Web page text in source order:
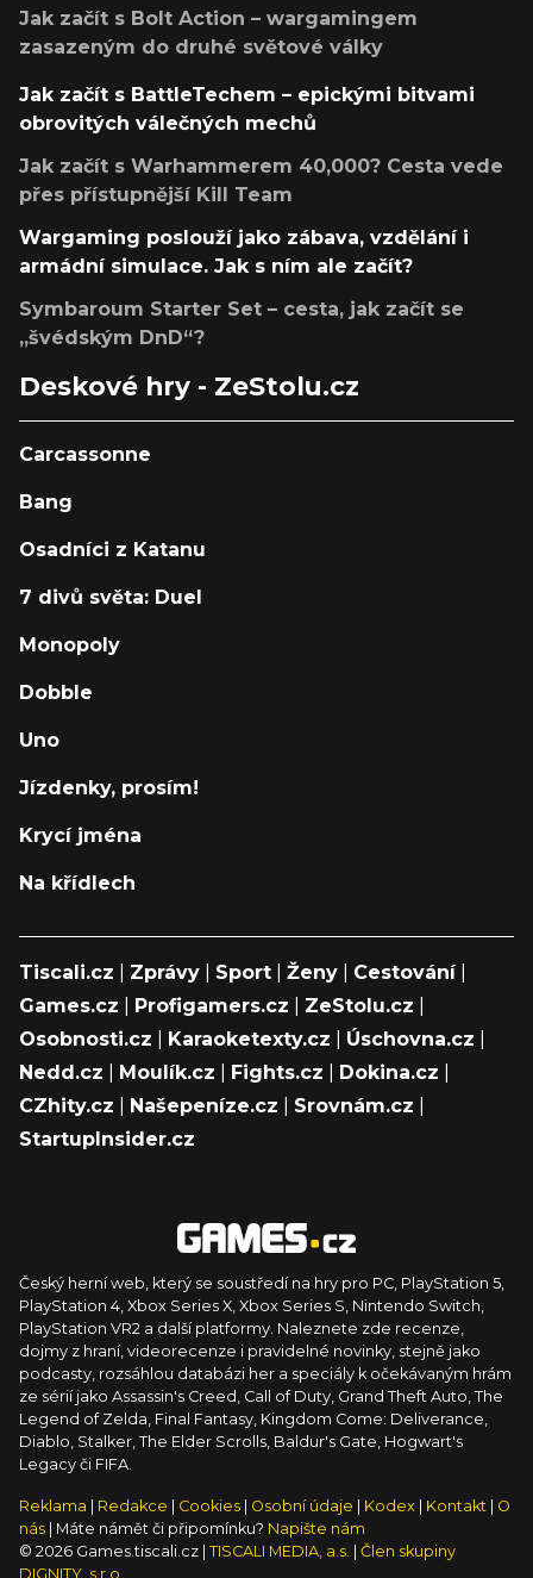
Jak začít s Bolt Action – wargamingem
zasazeným do druhé světové války
Jak začít s BattleTechem – epickými bitvami
obrovitých válečných mechů
Jak začít s Warhammerem 40,000? Cesta vede
přes přístupnější Kill Team
Wargaming poslouží jako zábava, vzdělání i
armádní simulace. Jak s ním ale začít?
Symbaroum Starter Set – cesta, jak začít se
„švédským DnD“?
Deskové hry - ZeStolu.cz
Carcassonne
Bang
Osadníci z Katanu
7 divů světa: Duel
Monopoly
Dobble
Uno
Jízdenky, prosím!
Krycí jména
Na křídlech
Tiscali.cz Zprávy Sport Ženy Cestování|
Games.cz
Profigamers.cz ZeStolu.cz
Osobnosti.cz
Karaoketexty.cz Úschovna.cz
Nedd.cz
Moulík.cz Fights.cz Dokina.cz
CZhity.cz
Našepeníze.cz Srovnám.cz
StartupInsider.cz
Český herní web, který se soustředí na hry pro PC, PlayStation 5,
PlayStation 4, Xbox Series X, Xbox Series S, Nintendo Switch,
PlayStation VR2 a další platformy. Naleznete zde recenze,
dojmy z hraní, videorecenze i pravidelné novinky, stejně jako
podcasty, rozsáhlou databázi her a speciály k očekávaným hrám
ze sérií jako Assassin's Creed, Call of Duty, Grand Theft Auto, The
Legend of Zelda, Final Fantasy, Kingdom Come: Deliverance,
Diablo, Stalker, The Elder Scrolls, Baldur's Gate, Hogwart's
Legacy či FIFA.
Reklama Redakce Cookies Osobní údaje Kodex Kontakt
O
nás
| Máte námět či připomínku? Napište nám
© 2026 Games.tiscali.cz | TISCALI MEDIA, a.s.
Člen skupiny
DIGNITY, s.r.o.